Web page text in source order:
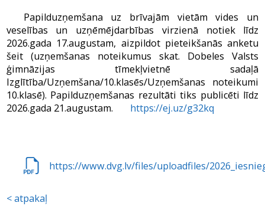
Papilduzņemšana uz brīvajām vietām vides un
veselības un uzņēmējdarbības virzienā notiek līdz
2026.gada 17.augustam, aizpildot pieteikšanās anketu
šeit (uzņemšanas noteikumus skat. Dobeles Valsts
ģimnāzijas tīmekļvietnē sadaļā
Izglītība/Uzņemšana/10.klasēs/Uzņemšanas noteikumi
10.klasē). Papilduzņemšanas rezultāti tiks publicēti līdz
2026.gada 21.augustam.
https://ej.uz/g32kq
https://www.dvg.lv/files/uploadfiles/
atpakaļ